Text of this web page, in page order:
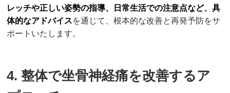
レッチや正しい姿勢の指導、日常生活での注意点など、具
体的なアドバイスを通じて、根本的な改善と再発予防をサ
ポートいたします。
4. 整体で坐骨神経痛を改善するア